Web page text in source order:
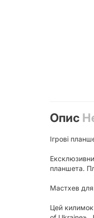
Опис
Ігрові
планшета.
Мастхев
Цей килимок